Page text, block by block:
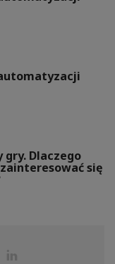
Dlaczego
się
Share